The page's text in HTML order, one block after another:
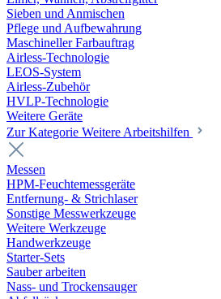
Sieben und Anmischen
Pflege und Aufbewahrung
Maschineller Farbauftrag
Airless-Technologie
LEOS-System
Airless-Zubehör
HVLP-Technologie
Weitere Geräte
Zur Kategorie Weitere Arbeitshilfen
Messen
HPM-Feuchtemessgeräte
Entfernung- & Strichlaser
Sonstige Messwerkzeuge
Weitere Werkzeuge
Handwerkzeuge
Starter-Sets
Sauber arbeiten
Nass- und Trockensauger